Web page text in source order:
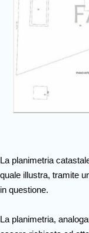
La planimetria
quale illustra, tramite
in questione.
La planimetria,